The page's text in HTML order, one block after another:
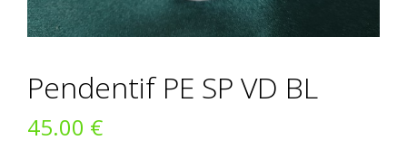
Pendentif PE SP VD BL
45.00 €